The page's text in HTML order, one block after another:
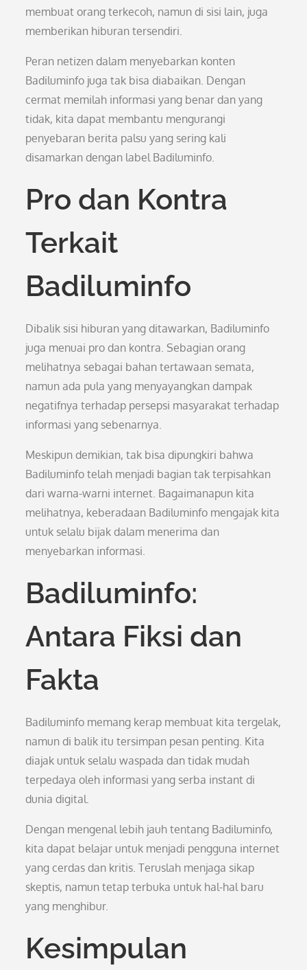
membuat orang terkecoh, namun di sisi lain, juga
memberikan hiburan tersendiri.
Peran netizen dalam menyebarkan konten
Badiluminfo juga tak bisa diabaikan. Dengan
cermat memilah informasi yang benar dan yang
tidak, kita dapat membantu mengurangi
penyebaran berita palsu yang sering kali
disamarkan dengan label Badiluminfo.
Pro dan Kontra
Terkait
Badiluminfo
Dibalik sisi hiburan yang ditawarkan, Badiluminfo
juga menuai pro dan kontra. Sebagian orang
melihatnya sebagai bahan tertawaan semata,
namun ada pula yang menyayangkan dampak
negatifnya terhadap persepsi masyarakat terhadap
informasi yang sebenarnya.
Meskipun demikian, tak bisa dipungkiri bahwa
Badiluminfo telah menjadi bagian tak terpisahkan
dari warna-warni internet. Bagaimanapun kita
melihatnya, keberadaan Badiluminfo mengajak kita
untuk selalu bijak dalam menerima dan
menyebarkan informasi.
Badiluminfo:
Antara Fiksi dan
Fakta
Badiluminfo memang kerap membuat kita tergelak,
namun di balik itu tersimpan pesan penting. Kita
diajak untuk selalu waspada dan tidak mudah
terpedaya oleh informasi yang serba instant di
dunia digital.
Dengan mengenal lebih jauh tentang Badiluminfo,
kita dapat belajar untuk menjadi pengguna internet
yang cerdas dan kritis. Teruslah menjaga sikap
skeptis, namun tetap terbuka untuk hal-hal baru
yang menghibur.
Kesimpulan